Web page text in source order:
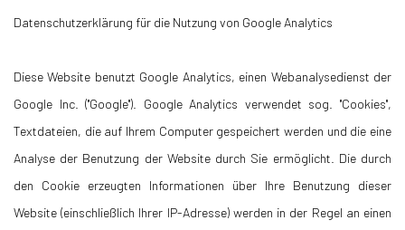
Datenschutzerklärung für die Nutzung von Google Analytics
Diese Website benutzt Google Analytics, einen Webanalysedienst der
Google Inc. (''Google''). Google Analytics verwendet sog. ''Cookies'',
Textdateien, die auf Ihrem Computer gespeichert werden und die eine
Analyse der Benutzung der Website durch Sie ermöglicht. Die durch
den Cookie erzeugten Informationen über Ihre Benutzung dieser
Website (einschließlich Ihrer IP-Adresse) werden in der Regel an einen